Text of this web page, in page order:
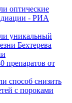
оптические
- РИА
уникальный
Бехтерева
препаратов от
способ снизить
с пороками